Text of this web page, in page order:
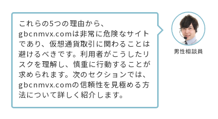
男性相談員
これらの5つの理由から、
gbcnmvx.comは非常に危険なサイト
であり、仮想通貨取引に関わることは
避けるべきです。利用者がこうしたリ
スクを理解し、慎重に行動することが
求められます。次のセクションでは、
gbcnmvx.comの信頼性を見極める方
法について詳しく紹介します。